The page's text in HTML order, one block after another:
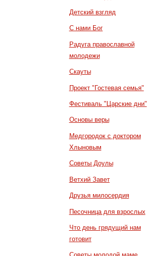
Детский взгляд
С нами Бог
Радуга православной
молодежи
Скауты
Проект "Гостевая семья"
Фестиваль "Царские дни"
Основы веры
Медгородок с доктором
Хлыновым
Советы Доулы
Ветхий Завет
Друзья милосердия
Песочница для взрослых
Что день грядущий нам
готовит